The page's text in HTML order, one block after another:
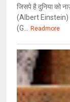
जिसपे है दुनिया को
(Albert Einstein)
(G... Readmore